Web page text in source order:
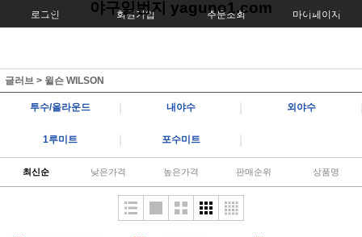
로그인 회원가입 주문조회 마이페이지
야구일번지 yaguno1.com
글러브 > 윌슨 WILSON
투수/올라운드 내야수 외야수
1루미트 포수미트
최신순 낮은가격 높은가격 판매순위 상품명